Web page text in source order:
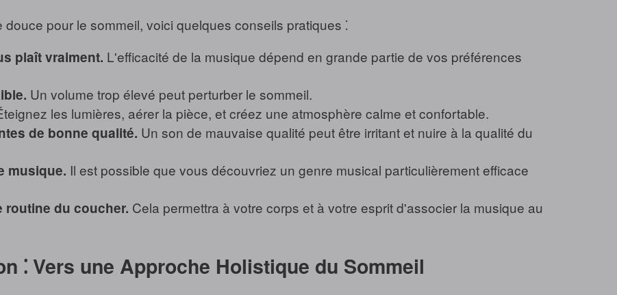
pour le sommeil, voici quelques conseils pratiques ⁚
plaît vraiment. L'efficacité de la musique dépend en grande partie de vos préférences
Un volume trop élevé peut perturber le sommeil.
les lumières, aérer la pièce, et créez une atmosphère calme et confortable.
de bonne qualité. Un son de mauvaise qualité peut être irritant et nuire à la qualité du
musique. Il est possible que vous découvriez un genre musical particulièrement efficace
routine du coucher. Cela permettra à votre corps et à votre esprit d'associer la musique au
⁚ Vers une Approche Holistique du Sommeil